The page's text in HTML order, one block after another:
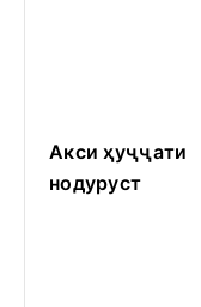
Акси ҳуҷҷати
нодуруст